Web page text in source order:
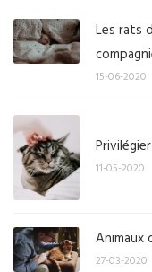
Les rats
15-06-2020
11-05-2020
Animaux
27-03-2020